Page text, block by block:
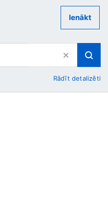
Ienākt
Rādīt detalizēti